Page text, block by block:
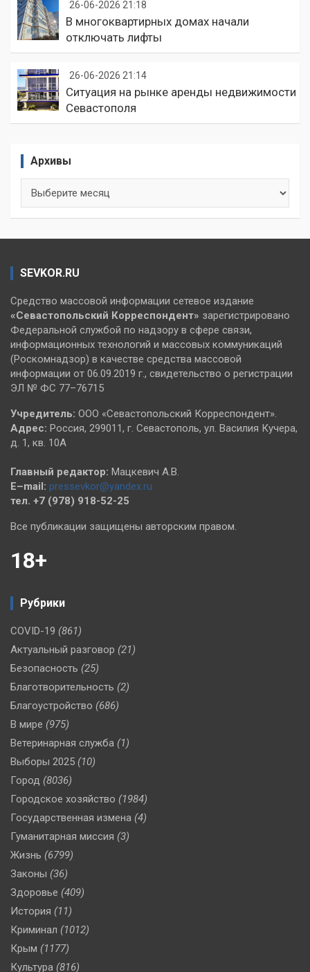
26-06-2026 21:18
В многоквартирных домах начали
отключать лифты
26-06-2026 21:14
Ситуация на рынке аренды недвижимости
Севастополя
Архивы
SEVKOR.RU
Средство массовой информации сетевое издание
«Севастопольский Корреспондент» зарегистрировано
Федеральной службой по надзору в сфере связи,
информационных технологий и массовых коммуникаций
(Роскомнадзор) в качестве средства массовой
информации от 06.09.2019 г., свидетельство о регистрации
ЭЛ № ФС 77–76715
Учредитель: ООО «Севастопольский Корреспондент».
Адрес: Россия, 299011, г. Севастополь, ул. Василия Кучера,
д. 1, кв. 10А
Главный редактор: Мацкевич А.В.
E–mail: pressevkor@yandex.ru
тел. +7 (978) 918-52-25
Все публикации защищены авторским правом.
18+
Рубрики
COVID-19 (861)
Актуальный разговор (21)
Безопасность (25)
Благотворительность (2)
Благоустройство (686)
В мире (975)
Ветеринарная служба (1)
Выборы 2025 (10)
Город (8036)
Городское хозяйство (1984)
Государственная измена (4)
Гуманитарная миссия (3)
Жизнь (6799)
Законы (36)
Здоровье (409)
История (11)
Криминал (1012)
Крым (1177)
Культура (816)